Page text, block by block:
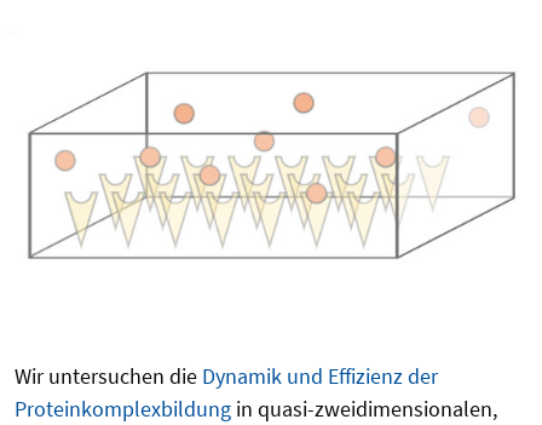
Wir untersuchen die Dynamik und Effizienz der
Proteinkomplexbildung in quasi-zweidimensionalen,